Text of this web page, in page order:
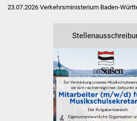
23.07.2026 Verkehrsministerium Baden-